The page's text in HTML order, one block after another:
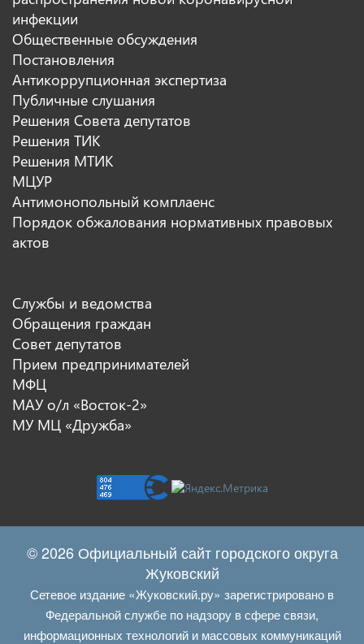
инфекции
Общественные обсуждения
Постановления
Антикоррупционная экспертиза
Публичные слушания
Решения Совета депутатов
Решения ТИК
Решения МТИК
МЦУР
Антимонопольный комплаенс
Порядок обжалования нормативных правовых
актов
Службы и ведомства
Обращения граждан
Совет депутатов
Прием предпринимателей
МФЦ
МАУ о/л «Восток-2»
МУ МЦ «Дружба»
© 2026 Официальный сайт городского округа
Жуковский
Сетевое издание «Жуковский.ру» зарегистрировано в
Федеральной службе по надзору в сфере связи,
информационных технологий и массовых коммуникаций